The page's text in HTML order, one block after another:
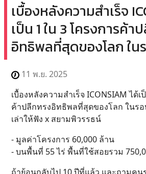
เบื้องหลังความสำเร็จ
เป็น 1 ใน 3 โครงการค้า
อิทธิพลที่สุดของโลก ใน
11 พ.ย. 2025
เบื้องหลังความสำเร็จ ICONSIAM ได้
ค้าปลีกทรงอิทธิพลที่สุดของโลก ในร
เล่าให้ฟัง x สยามพิวรรธน์
- มูลค่าโครงการ 60,000 ล้าน
- บนพื้นที่ 55 ไร่ พื้นที่ใช้สอยรวม